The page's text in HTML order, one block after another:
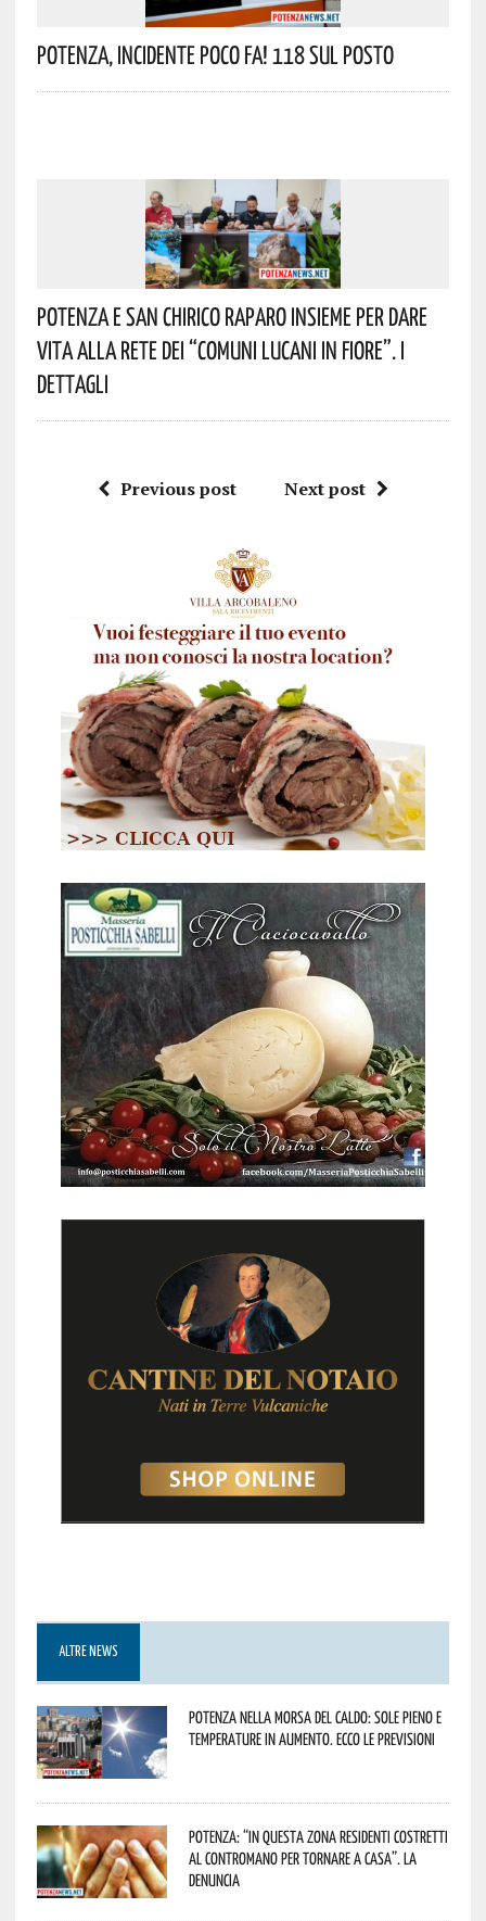
Potenza, Incidente Poco Fa! 118 Sul Posto
Potenza E San Chirico Raparo Insieme Per Dare
Vita Alla Rete Dei “Comuni Lucani In Fiore”. I
Dettagli
Previous post Next post
ALTRE NEWS
Potenza nella morsa del caldo: sole pieno e
temperature in aumento. Ecco le previsioni
Potenza: “In questa zona residenti costretti
al contromano per tornare a casa”. La
denuncia